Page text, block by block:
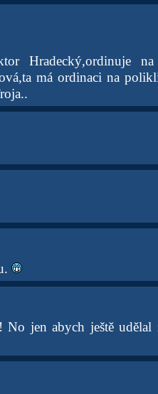
Hradecký,ordinuje
má ordinaci na
jen abych ještě udělal